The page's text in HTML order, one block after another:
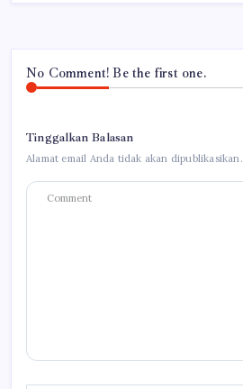
No Comment! Be the first one.
Tinggalkan Balasan
Alamat email Anda tidak akan dipublikasikan.